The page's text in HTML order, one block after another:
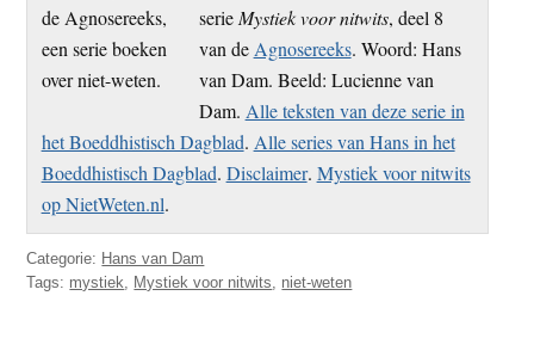
serie Mystiek voor nitwits, deel 8
van de Agnosereeks. Woord: Hans
van Dam. Beeld: Lucienne van
Dam. Alle teksten van deze serie in
het Boeddhistisch Dagblad. Alle series van Hans in het
Boeddhistisch Dagblad. Disclaimer. Mystiek voor nitwits
op NietWeten.nl.
Categorie: Hans van Dam
Tags: mystiek, Mystiek voor nitwits, niet-weten